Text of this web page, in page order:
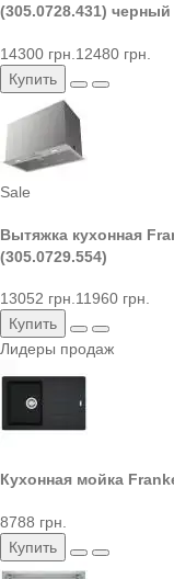
(305.0728.431)
14300 грн. 12480 грн.
Купить
Sale
Вытяжка кухонная
(305.0729.554)
13052 грн.11960 грн.
Купить
Лидеры продаж
Кухонная мойка
8788 грн.
Купить